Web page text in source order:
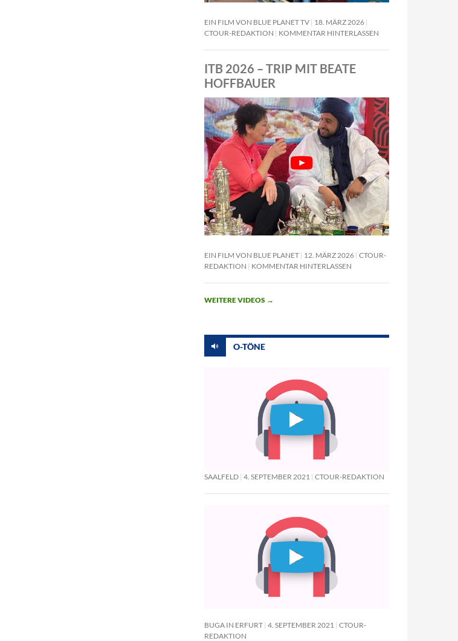
EIN FILM VON BLUE PLANET TV 18. MÄRZ 2026
CTOUR-REDAKTION
KOMMENTAR HINTERLASSEN
ITB 2026 – TRIP MIT BEATE
HOFFBAUER
EIN FILM VON BLUE PLANET 12. MÄRZ 2026 CTOUR-
REDAKTION
KOMMENTAR HINTERLASSEN
WEITERE VIDEOS →
O-TÖNE
SAALFELD 4. SEPTEMBER 2021 CTOUR-REDAKTION
BUGA IN ERFURT 4. SEPTEMBER 2021
CTOUR-
REDAKTION